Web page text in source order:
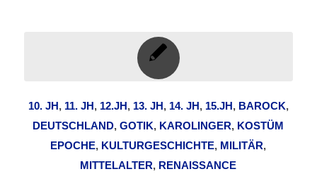
10. JH, 11. JH, 12.JH, 13. JH, 14. JH, 15.JH, BAROCK,
DEUTSCHLAND,GOTIK, KAROLINGER, KOSTÜM
EPOCHE, KULTURGESCHICHTE, MILITÄR,
MITTELALTER, RENAISSANCE